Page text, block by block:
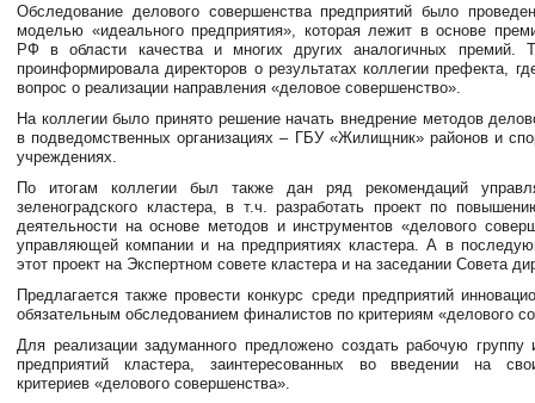
Обследование делового совершенства предприятий было
моделью «идеального предприятия», которая лежит в основе
РФ в области качества и многих других аналогичных премий.
проинформировала директоров о результатах коллегии префекта,
вопрос о реализации направления «деловое совершенство».
На коллегии было принято решение начать внедрение методов
в подведомственных организациях – ГБУ «Жилищник» районов и
учреждениях.
По итогам коллегии был также дан ряд рекомендаций
зеленоградского кластера, в т.ч. разработать проект по
деятельности на основе методов и инструментов «делового
управляющей компании и на предприятиях кластера. А в
этот проект на Экспертном совете кластера и на заседании Совета
Предлагается также провести конкурс среди предприятий
обязательным обследованием финалистов по критериям «делового
Для реализации задуманного предложено создать рабочую группу
предприятий кластера, заинтересованных во введении на
критериев «делового совершенства».